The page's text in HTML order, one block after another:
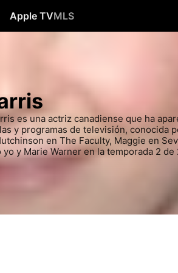
Apple TVMLS
es una actriz canadiense que ha
y programas de televisión, conocida
en The Faculty, Maggie en
y Marie Warner en la temporada 2 de
después de casi 28 años, pero comenzó